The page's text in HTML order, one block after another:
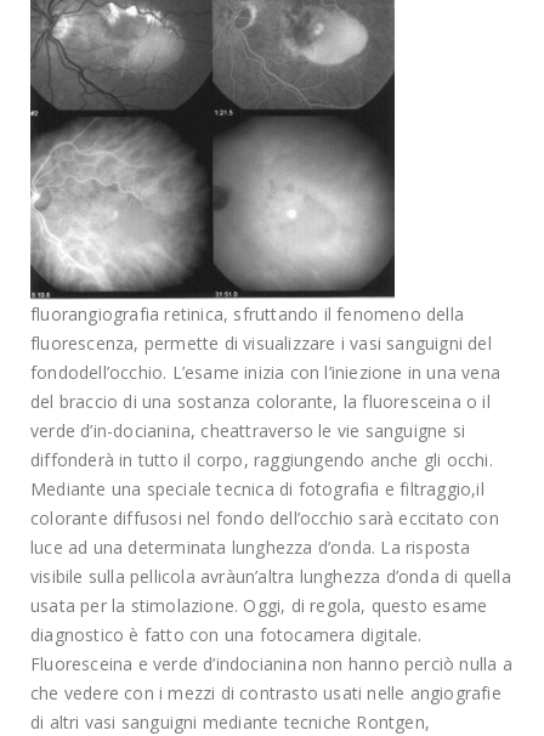
fluorangiografia retinica, sfruttando il fenomeno della
fluorescenza, permette di visualizzare i vasi sanguigni del
fondodell’occhio. L’esame inizia con l’iniezione in una vena
del braccio di una sostanza colorante, la fluoresceina o il
verde d’in-docianina, cheattraverso le vie sanguigne si
diffonderà in tutto il corpo, raggiungendo anche gli occhi.
Mediante una speciale tecnica di fotografia e filtraggio,il
colorante diffusosi nel fondo dell’occhio sarà eccitato con
luce ad una determinata lunghezza d’onda. La risposta
visibile sulla pellicola avràun’altra lunghezza d’onda di quella
usata per la stimolazione. Oggi, di regola, questo esame
diagnostico è fatto con una fotocamera digitale.
Fluoresceina e verde d’indocianina non hanno perciò nulla a
che vedere con i mezzi di contrasto usati nelle angiografie
di altri vasi sanguigni mediante tecniche Rontgen,